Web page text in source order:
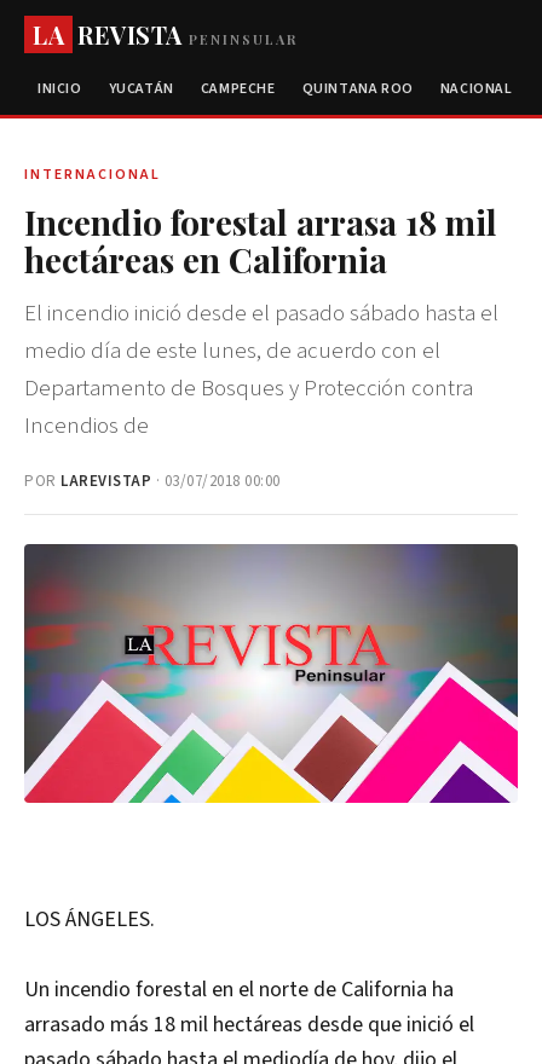
LA REVISTAPENINSULAR
INICIO YUCATÁN CAMPECHE QUINTANA ROO NACIONAL
INTERNACIONAL
Incendio forestal arrasa 18 mil
hectáreas en California
El incendio inició desde el pasado sábado hasta el
medio día de este lunes, de acuerdo con el
Departamento de Bosques y Protección contra
Incendios de
POR LAREVISTAP · 03/07/2018 00:00
LOS ÁNGELES.
Un incendio forestal en el norte de California ha
arrasado más 18 mil hectáreas desde que inició el